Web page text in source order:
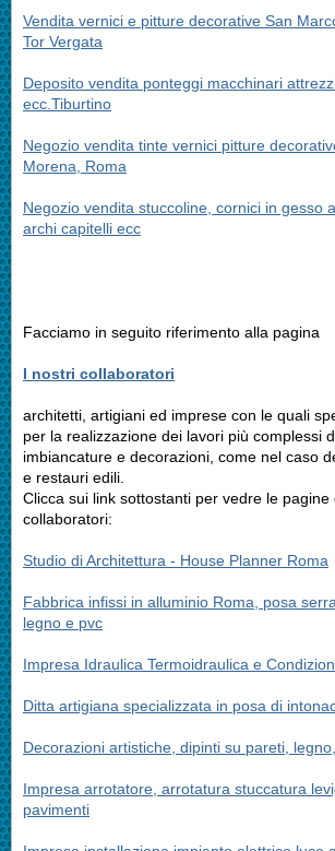
Vendita vernici e pitture decorative San
Tor Vergata
Deposito vendita ponteggi macchinari
ecc.Tiburtino
Negozio vendita tinte vernici pitture
Morena, Roma
Negozio vendita stuccoline, cornici in gesso
archi capitelli ecc
Facciamo in seguito riferimento alla pagina
I nostri collaboratori
architetti, artigiani ed imprese con le quali
per la realizzazione dei lavori più complessi
imbiancature e decorazioni, come nel caso
e restauri edili.
Clicca sui link sottostanti per vedre le
collaboratori:
Studio di Architettura - House Planner Roma
Fabbrica infissi in alluminio Roma, posa
legno e pvc
Impresa Idraulica Termoidraulica e
Ditta artigiana specializzata in posa di
Decorazioni artistiche, dipinti su pareti,
Impresa arrotatore, arrotatura stuccatura
pavimenti